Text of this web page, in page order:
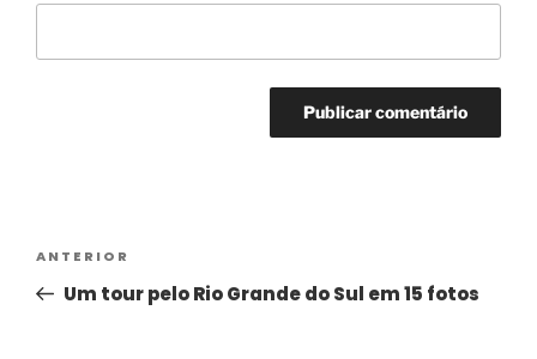
ANTERIOR
Um tour pelo Rio Grande do Sul em 15 fotos